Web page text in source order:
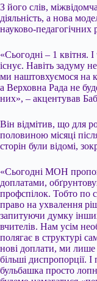
З його слів,
діяльність, а нова
науково-педагогічних
«Сьогодні – 1 квітня.
існує. Навіть задуму
ми наштовхуємося на
а Верховна Рада не
них», – акцентував
Він відмітив, що для
половиною місяці
сторін були відомі,
«Сьогодні МОН
доплатами,
профспілок. Тобто по
право на ухвалення
запитуючи думку
вчителів. Нам усім
полягає в структурі
нові доплати, ми
більші диспропорції.
бульбашка просто